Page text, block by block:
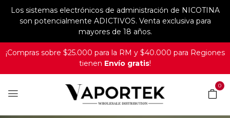
Los sistemas electrónicos de administración de NICOTINA
son potencialmente ADICTIVOS. Venta exclusiva para
mayores de 18 años.
¡Compras sobre $25.000 para la RM y $40.000 para Regiones
tienen Envío gratis!
0